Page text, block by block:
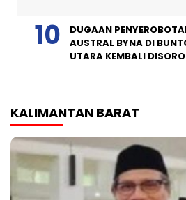
DUGAAN
AUSTRAL BYNA DI
UTARA KEMBALI
KALIMANTAN BARAT